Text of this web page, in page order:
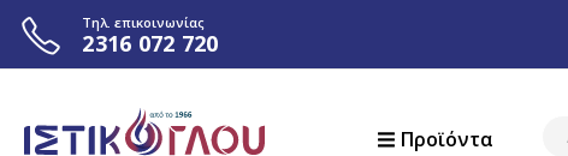
Τηλ. επικοινωνίας
2316 072 720
Προϊόντα